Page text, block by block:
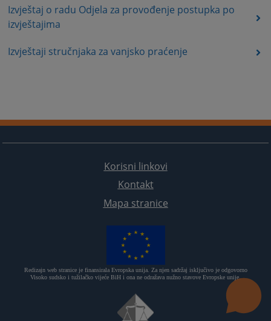
Izvještaj o radu Odjela za provođenje postupka po
izvještajima
Izvještaji stručnjaka za vanjsko praćenje
Korisni linkovi
Kontakt
Mapa stranice
Redizajn web stranice je finansirala Evropska unija. Za njen sadržaj isključivo je odgovorno
Visoko sudsko i tužilačko vijeće BiH i ona ne odražava nužno stavove Evropske unije.